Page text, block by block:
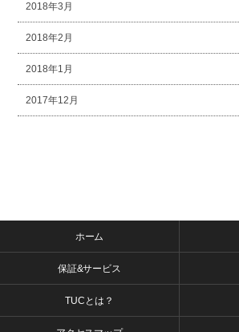
2018年3月
2018年2月
2018年1月
2017年12月
ホーム
保証&サービス
TUCとは？